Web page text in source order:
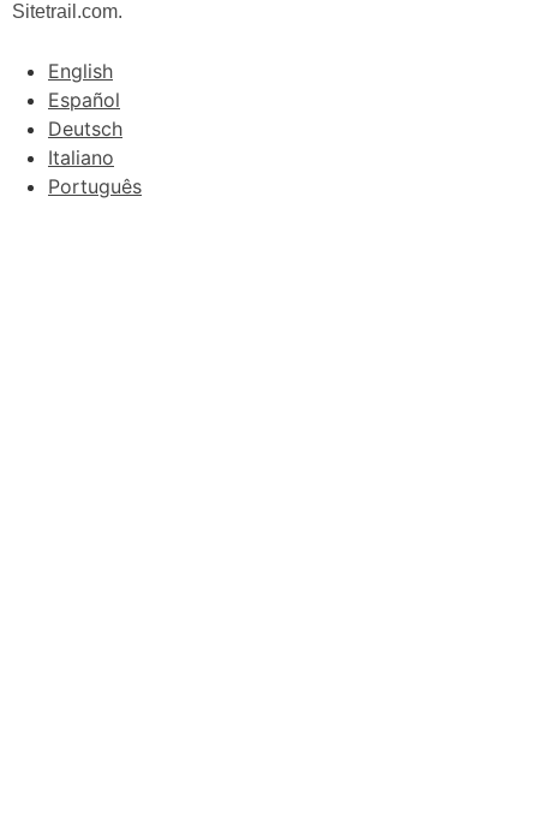
Sitetrail.com.
English
Español
Deutsch
Italiano
Português